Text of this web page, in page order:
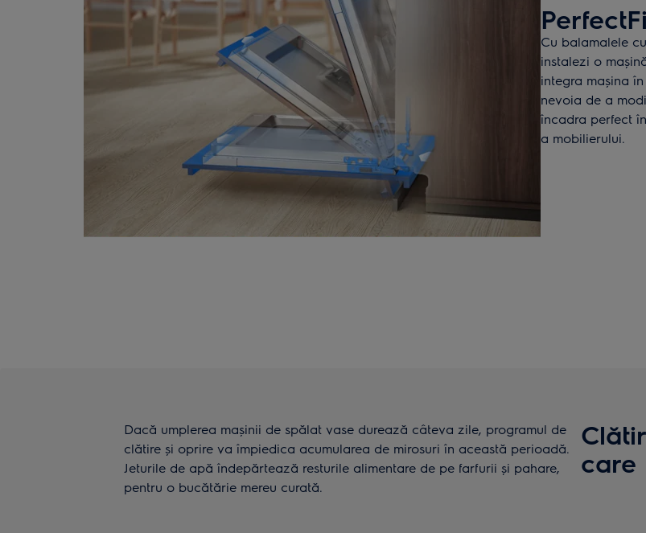
Cu balamalele
instalezi o
integra mașina
nevoia de a
încadra perfect
a mobilierului.
care
Dacă umplerea mașinii de spălat vase durează câteva zile, programul de
clătire și oprire va împiedica acumularea de mirosuri în această perioadă.
Jeturile de apă îndepărtează resturile alimentare de pe farfurii și pahare,
pentru o bucătărie mereu curată.